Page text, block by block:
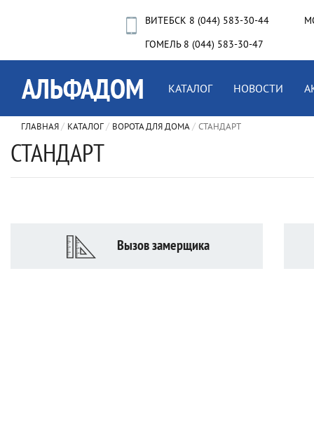
ВИТЕБСК 8 (044) 583-30-44
ГОМЕЛЬ 8 (044) 583-30-47
КАТАЛОГ НОВОСТИ
ГЛАВНАЯ КАТАЛОГ ВОРОТА ДЛЯ ДОМА СТАНДАРТ
СТАНДАРТ
Вызов замерщика